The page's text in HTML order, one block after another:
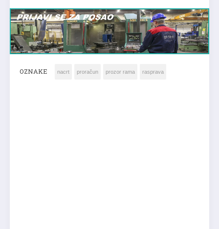
OZNAKE nacrt proračun prozor rama rasprava